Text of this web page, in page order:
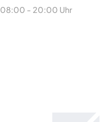
08:00 - 20:00 Uhr